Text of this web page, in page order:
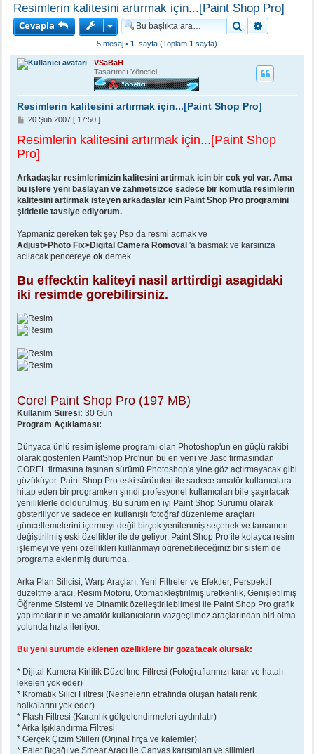
Resimlerin kalitesini artırmak için...[Paint Shop Pro]
Cevapla
Ara
5 mesaj • 1 . sayfa (Toplam 1 sayfa)
VSaBaH
Tasarımcı Yönetici
Resimlerin kalitesini artırmak için...[Paint Shop Pro]
M
s
a
20 Şub 2007 [ 17:50 ]
Resimlerin kalitesini artırmak için...[Paint Shop
Pro]
Arkadaşlar resimlerimizin kalitesini artirmak icin bir cok yol var. Ama
bu işlere yeni baslayan ve zahmetsizce sadece bir komutla resimlerin
kalitesini artirmak isteyen arkadaşlar icin Paint Shop Pro programini
şiddetle tavsiye ediyorum.
Yapmaniz gereken tek şey Psp da resmi acmak ve
Adjust>Photo Fix>Digital Camera Romoval 'a basmak ve karsiniza
acilacak pencereye ok demek.
Bu effecktin kaliteyi nasil arttirdigi asagidaki
iki resimde gorebilirsiniz.
Corel Paint Shop Pro (197 MB)
Kullanım Süresi: 30 Gün
Program Açıklaması:
Dünyaca ünlü resim işleme programı olan Photoshop'un en güçlü rakibi
olarak gösterilen PaintShop Pro'nun bu en yeni ve Jasc firmasından
COREL firmasına taşınan sürümü Photoshop'a yine göz açtırmayacak gibi
gözüküyor. Paint Shop Pro eski sürümleri ile sadece amatör kullanıcılara
hitap eden bir programken şimdi profesyonel kullanıcıları bile şaşırtacak
yeniliklerle doldurulmuş. Bu sürüm en iyi Paint Shop Sürümü olarak
gösteriliyor ve sadece en kullanışlı fotoğraf düzenleme araçları
güncellemelerini içermeyi değil birçok yenilenmiş seçenek ve tamamen
değiştirilmiş eski özellikler ile de geliyor. Paint Shop Pro ile kolayca resim
işlemeyi ve yeni özellikleri kullanmayı öğrenebileceğiniz bir sistem de
programa eklenmiş durumda.
Arka Plan Silicisi, Warp Araçları, Yeni Filtreler ve Efektler, Perspektif
düzeltme aracı, Resim Motoru, Otomatikleştirilmiş üretkenlik, Genişletilmiş
Öğrenme Sistemi ve Dinamik özelleştirilebilmesi ile Paint Shop Pro grafik
yapımcılarının ve amatör kullanıcıların vazgeçilmez araçlarından biri olma
yolunda hızla ilerliyor.
Bu yeni sürümde eklenen özelliklere bir gözatacak olursak:
* Dijital Kamera Kirlilik Düzeltme Filtresi (Fotoğraflarınızı tarar ve hatalı
lekeleri yok eder)
* Kromatik Silici Filtresi (Nesnelerin etrafında oluşan hatalı renk
halkalarını yok eder)
* Flash Filtresi (Karanlık gölgelendirmeleri aydınlatır)
* Arka Işıklandırma Filtresi
* Gerçek Çizim Stilleri (Orjinal fırça ve kalemler)
* Palet Bıçağı ve Smear Aracı ile Canvas karışımları ve silimleri